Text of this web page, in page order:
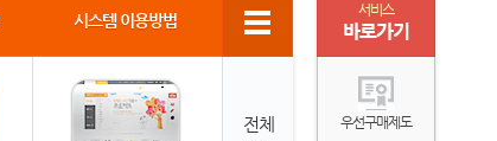
시스템 이용방법
전체
서비스
바로가기
우선구매제도